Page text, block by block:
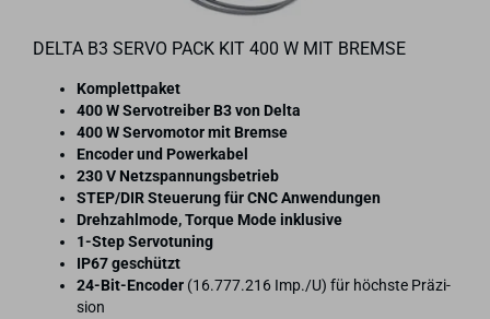
DELTA B3 SERVO PACK KIT 400 W MIT BREM­SE
Kom­plett­pa­ket
400 W Ser­vo­trei­ber B3 von Delta
400 W Ser­vo­mo­tor mit Brem­se
En­co­der und Powerka­bel
230 V Netz­span­nungs­be­trieb
STEP/DIR Steue­rung für CNC An­wen­dun­gen
Dreh­zahl­mo­de, Tor­que Mode in­klu­si­ve
1-​Step Ser­vo­tu­ning
IP67 ge­schützt
24-​Bit-Encoder (16.777.216 Imp./U) für höchs­te Prä­zi­
si­on